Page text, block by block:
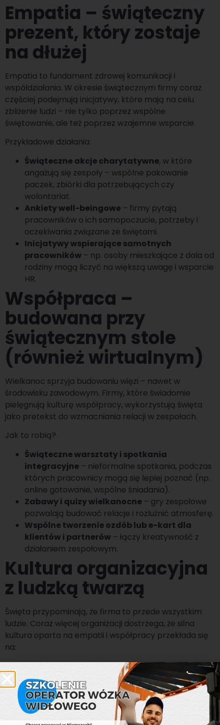
Empatia – świąteczny
prezent, który zostaje
na dłużej
Empatia to fundament zdrowej komunikacji i
współdziałania. W okresie świątecznym firmy coraz
częściej podejmują inicjatywy, które mają na celu
zbliżenie ludzi – nie tylko poprzez wspólne
świętowanie, ale też poprzez wzajemne wsparcie.
Przykładowe działania:
Świąteczne akcje charytatywne, w które
angażują się zespoły – wspólne pakowanie
paczek, zbiórki dla potrzebujących czy
wolontariat.
Ankiety well-beingowe – firmy pytają
pracowników o ich samopoczucie, potrzeby i
oczekiwania związane ze świętami.
Inicjatywy wspierające samotnych
pracowników – np. osoby mieszkające z dala od
rodziny mogą liczyć na większą uwagę i wsparcie
HR.
Współpraca –
budowana przy
świątecznym stole
(również wirtualnym)
Wielkanoc sprzyja budowaniu więzi – nawet w
środowisku zawodowym. Firmy, które świadomie
pielęgnują kulturę współpracy, wykorzystują święta
jako pretekst do wzmacniania relacji w zespołach.
Jak to robią?
Świąteczne warsztaty i spotkania
integracyjne – nieformalne spotkania, podczas
których pracownicy mogą się lepiej poznać (np.
online gotowanie, wspólne śniadania).
Zabawy i quizy wielkanocne – gry zespołowe
pozwalają budować relacje i rozluźnić atmosferę.
Wspólne tworzenie ozdób lub e-kart dla
klientów i partnerów – łączy kreatywność z
działaniem zespołowym.
Kultura organizacyjna
z ludzką twarzą
Święta przypominają, że firma to przede wszystkim
ludzie. Coraz więcej organizacji dostrzega, że silna
kultura oparta na empatii i współpracy przekłada się
na:
lepszą komunikację,
większe zaangażowanie pracowników,
niższą rotację,
wyższą odporność zespołów na stres i
zmiany.